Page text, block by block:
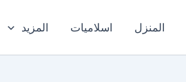
المنزل اسلاميات المزيد